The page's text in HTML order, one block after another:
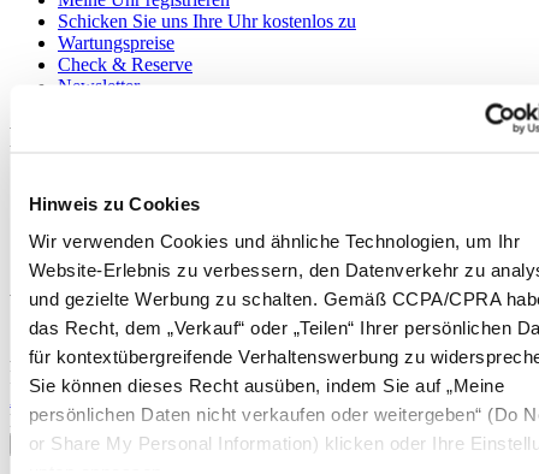
Hinweis zu Cookies
Wir verwenden Cookies und ähnliche Technologien, um Ihr
Website-Erlebnis zu verbessern, den Datenverkehr zu
und gezielte Werbung zu schalten. Gemäß CCPA/CPRA
das Recht, dem „Verkauf“ oder „Teilen“ Ihrer persönlichen
für kontextübergreifende Verhaltenswerbung zu
Sie können dieses Recht ausüben, indem Sie auf „Meine
persönlichen Daten nicht verkaufen oder weitergeben“ (Do
or Share My Personal Information) klicken oder Ihre
Schicken Sie uns Ihre Uhr kostenlos zu
Wartungspreise
Check & Reserve
Newsletter
Rechtliches
Datenschutzerklärung
Hinweis zu Cookies
Verkaufsbedingungen und Konditionen
Willkommen im CERTINA Club
Abonnieren Sie unseren Newsletter und erhalten Sie exklusive
Information
Anmelden
Land/Region auswählen
Sprachumschalter